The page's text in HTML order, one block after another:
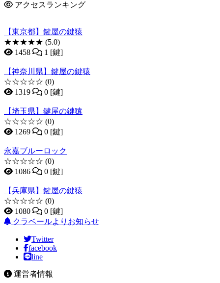
アクセスランキング
【東京都】鍵屋の鍵猿
★★★★★ (5.0)
1458
1 [鍵]
【神奈川県】鍵屋の鍵猿
☆☆☆☆☆ (0)
1319
0 [鍵]
【埼玉県】鍵屋の鍵猿
☆☆☆☆☆ (0)
1269
0 [鍵]
永嘉ブルーロック
☆☆☆☆☆ (0)
1086
0 [鍵]
【兵庫県】鍵屋の鍵猿
☆☆☆☆☆ (0)
1080
0 [鍵]
クラベールよりお知らせ
Twitter
facebook
line
運営者情報